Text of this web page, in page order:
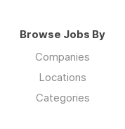
Browse Jobs By
Companies
Locations
Categories